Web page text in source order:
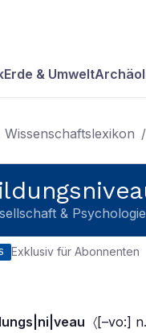
Erde & Umwelt
Wissenschaftslexikon /
& Psychologie
Exklusiv für Abonnenten
〈[–vo:] n.